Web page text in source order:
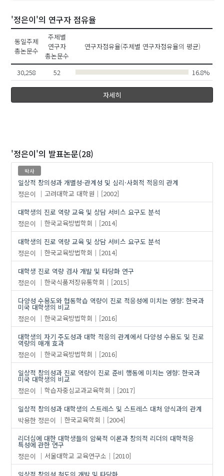
'정은이'의 연구자 점유율
동일주제
총논문수
주제별
연구자
총논문수
연구자점유율(주제별 연구자점유율의 평균)
30,258 52 16.8%
자세히
'정은이'의 발표논문(28)
박사
일상적 창의성과 개별성-관계성 및 심리·사회적 적응의 관계
정은이
고려대학교 대학원
[2002]
대학생의 진로 역량 교육 및 상담 서비스 요구도 분석
정은이
한국교육방법학회
[2014]
대학생의 진로 역량 교육 및 상담 서비스 요구도 분석
정은이
한국교육방법학회
[2014]
대학생 진로 역량 검사 개발 및 타당화 연구
정은이
한국식품저장유통학회
[2015]
다양성 수용도와 협동학습 역량이 진로 적응성에 미치는 영향: 한국과
미국 대학생의 비교
정은이
한국교육방법학회
[2016]
대학생의 자기 주도성과 대학 적응의 관계에서 다양성 수용도 및 진로
역량의 매개 효과
정은이
한국교육방법학회
[2016]
일상적 창의성과 진로 역량이 진로 준비 행동에 미치는 영향: 한국과
미국 대학생의 비교
정은이
학습자중심교과교육학회
[2017]
일상적 창의성과 대학생의 스트레스 및 스트레스 대처 양식과의 관계
박용한 정은이 한국교육학회
[2004]
리더십에 대한 대학생들의 암묵적 이론과 창의적 리더의 대학적응
특성에 관한 연구
정은이
서울대학교 교육연구소
[2010]